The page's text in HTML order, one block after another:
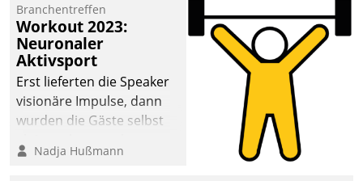
Mammutprojekte
meistern und Workloads
wuppen – bei zunehmend
anspruchsvollen
Aufgaben und
abnehmendem
Branchentreffen
Workout 2023:
Neuronaler
Aktivsport
Erst lieferten die Speaker
visionäre Impulse, dann
wurden die Gäste selbst
methodisch
Nadja Hußmann